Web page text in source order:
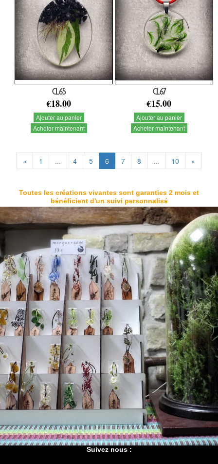
CL65
€18.00
Ajouter au panier
Acheter maintenant
CL67
€15.00
Ajouter au panier
Acheter maintenant
« 1 ... 4 5 6 7 8 ... 10 »
Toutes les créations vivantes sont garanties 2 mois et
bénéficient d'un suivi personnalisé
Suivez nous :